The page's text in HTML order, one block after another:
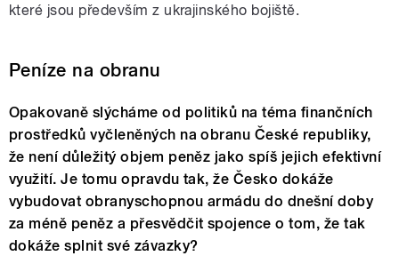
které jsou především z ukrajinského bojiště.
Peníze na obranu
Opakovaně slýcháme od politiků na téma finančních
prostředků vyčleněných na obranu České republiky,
že není důležitý objem peněz jako spíš jejich efektivní
využití. Je tomu opravdu tak, že Česko dokáže
vybudovat obranyschopnou armádu do dnešní doby
za méně peněz a přesvědčit spojence o tom, že tak
dokáže splnit své závazky?